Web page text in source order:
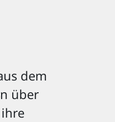
dem
über